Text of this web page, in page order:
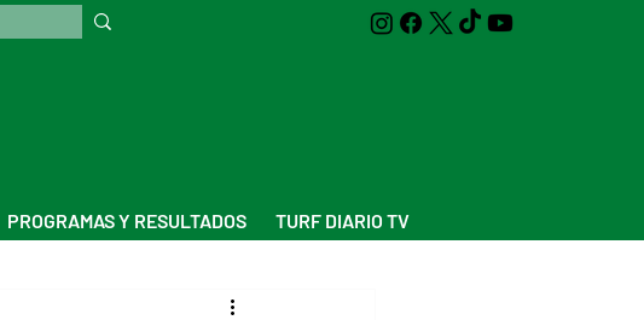
PROGRAMAS Y RESULTADOS TURF DIARIO TV